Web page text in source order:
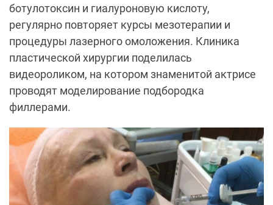
ботулотоксин и гиалуроновую кислоту,
регулярно повторяет курсы мезотерапии и
процедуры лазерного омоложения. Клиника
пластической хирургии поделилась
видеороликом, на котором знаменитой актрисе
проводят моделирование подбородка
филлерами.